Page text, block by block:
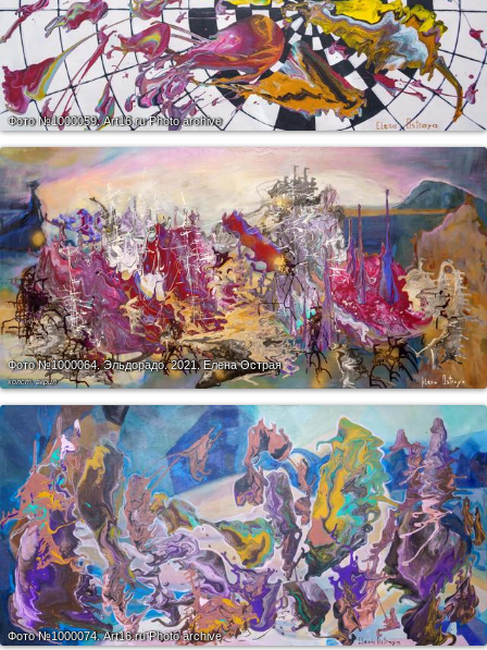
Фото №1000059.Art16.ru Photo archive
Фото №1000064.Эльдорадо. 2021. Елена Острая
холст, акрил
Фото №1000074.Art16.ru Photo archive